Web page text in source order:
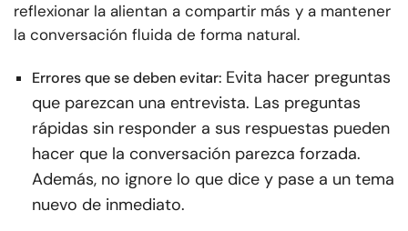
reflexionar la alientan a compartir más y a mantener
la conversación fluida de forma natural.
Errores que se deben evitar: Evita hacer preguntas
que parezcan una entrevista. Las preguntas
rápidas sin responder a sus respuestas pueden
hacer que la conversación parezca forzada.
Además, no ignore lo que dice y pase a un tema
nuevo de inmediato.